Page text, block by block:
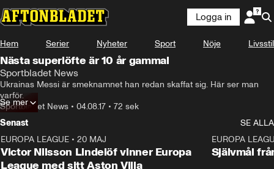
Logga in
Hem Serier Nyheter Sport Nöje Livsstil
Nästa superlöfte är 10 år gammal
Sportbladet News
Ukrainas Messi är smeknamnet han redan skaffat sig. Här ser man
varför.
Sportbladet News • 04.08.17 • 72 sek
Se mer
Senast
SE ALLA
EUROPA LEAGUE • 20 MAJ
Victor Nilsson Lindelöf vinner Europa
League med sitt Aston Villa
EUROPA
Självmål